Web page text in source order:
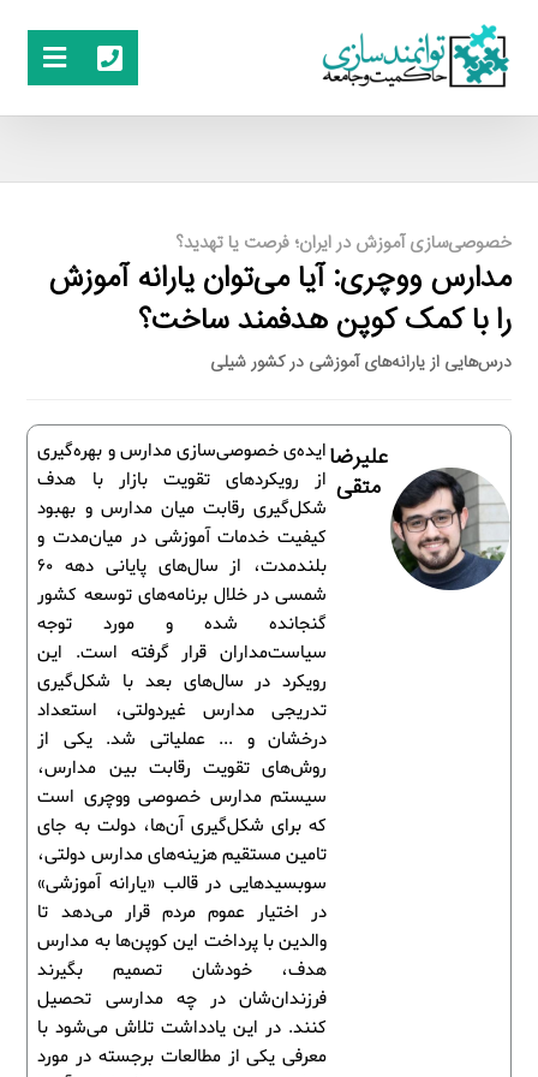
خصوصی‌سازی آموزش در ایران؛ فرصت یا تهدید؟
مدارس ووچری: آیا می‌توان یارانه آموزش
را با کمک کوپن هدفمند ساخت؟
درس‌هایی از یارانه‌های آموزشی در کشور شیلی
ایده‌ی خصوصی‌سازی مدارس و بهره‌گیری
از رویکردهای تقویت بازار با هدف
شکل‌گیری رقابت میان مدارس و بهبود
کیفیت خدمات آموزشی در میان‌مدت و
بلندمدت، از سال‌های پایانی دهه 60
شمسی در خلال برنامه‌های توسعه کشور
گنجانده شده و مورد توجه
سیاست‌مداران قرار گرفته است. این
رویکرد در سال‌های بعد با شکل‌گیری
تدریجی مدارس غیردولتی، استعداد
درخشان و ... عملیاتی شد. یکی از
روش‌های تقویت رقابت بین مدارس،
سیستم مدارس خصوصی ووچری است
که برای شکل‌گیری آن‌ها، دولت به جای
تامین مستقیم هزینه‌های مدارس دولتی،
سوبسیدهایی در قالب «یارانه آموزشی»
در اختیار عموم مردم قرار می‌دهد تا
والدین با پرداخت این کوپن‌ها به مدارس
هدف، خودشان تصمیم بگیرند
فرزندان‌شان در چه مدارسی تحصیل
کنند. در این یادداشت تلاش می‌شود با
معرفی یکی از مطالعات برجسته در مورد
علیرضا
متقی